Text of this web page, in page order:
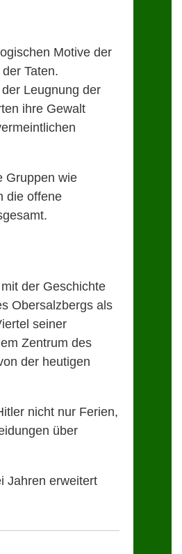
Motive der
Taten.
Leugnung der
ihre Gewalt
Gruppen wie
die offene
der Geschichte
Obersalzbergs als
seiner
Zentrum des
der heutigen
nicht nur Ferien,
über
Jahren erweitert